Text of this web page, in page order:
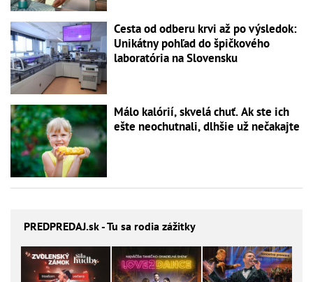
Cesta od odberu krvi až po výsledok:
Unikátny pohľad do špičkového
laboratória na Slovensku
Málo kalórií, skvelá chuť. Ak ste ich
ešte neochutnali, dlhšie už nečakajte
PREDPREDAJ.sk - Tu sa rodia zážitky